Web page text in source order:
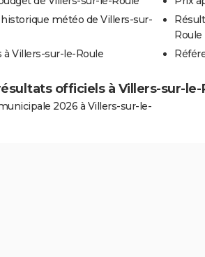
météo de Villers-sur-
à Villers-sur-le-Roule
Roule
officiels à Villers-sur-le-
2026 à Villers-sur-le-